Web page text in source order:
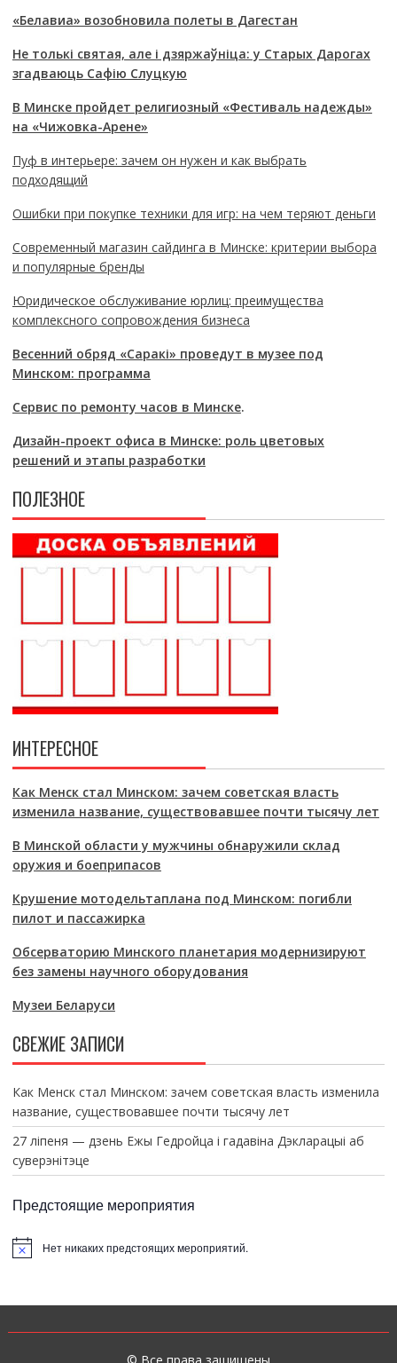
«Белавиа» возобновила полеты в Дагестан
Не толькі святая, але і дзяржаўніца: у Старых Дарогах
згадваюць Сафію Слуцкую
В Минске пройдет религиозный «Фестиваль надежды»
на «Чижовка-Арене»
Пуф в интерьере: зачем он нужен и как выбрать
подходящий
Ошибки при покупке техники для игр: на чем теряют деньги
Современный магазин сайдинга в Минске: критерии выбора
и популярные бренды
Юридическое обслуживание юрлиц: преимущества
комплексного сопровождения бизнеса
Весенний обряд «Саракі» проведут в музее под
Минском: программа
Сервис по ремонту часов в Минске.
Дизайн-проект офиса в Минске: роль цветовых
решений и этапы разработки
ПОЛЕЗНОЕ
ИНТЕРЕСНОЕ
Как Менск стал Минском: зачем советская власть
изменила название, существовавшее почти тысячу лет
В Минской области у мужчины обнаружили склад
оружия и боеприпасов
Крушение мотодельтаплана под Минском: погибли
пилот и пассажирка
Обсерваторию Минского планетария модернизируют
без замены научного оборудования
Музеи Беларуси
СВЕЖИЕ ЗАПИСИ
Как Менск стал Минском: зачем советская власть изменила
название, существовавшее почти тысячу лет
27 ліпеня — дзень Ежы Гедройца і гадавіна Дэкларацыі аб
суверэнітэце
Предстоящие мероприятия
т
Нет никаких предстоящих мероприятий.